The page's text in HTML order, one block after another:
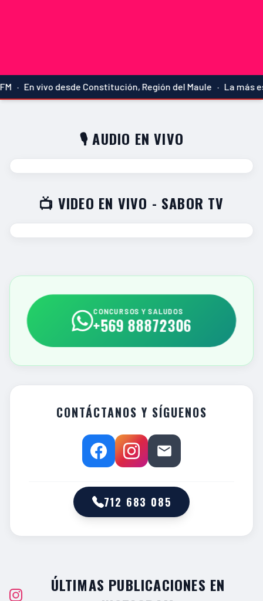
En vivo desde Constitución, Región del Maule · La más
🎙️ AUDIO EN VIVO
📺 VIDEO EN VIVO - SABOR TV
CONCURSOS Y SALUDOS
+569 88872306
CONTÁCTANOS Y SÍGUENOS
712 683 085
ÚLTIMAS PUBLICACIONES EN